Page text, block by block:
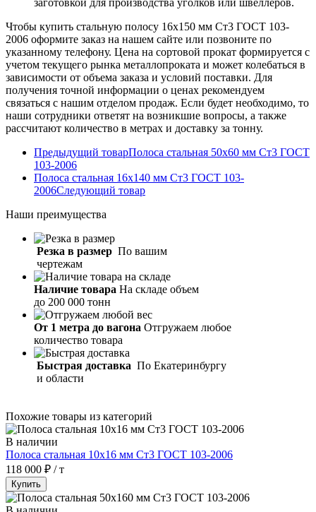
Чтобы купить стальную полосу 16х150 мм Ст3 ГОСТ 103-
2006 оформите заказ на нашем сайте или позвоните по
указанному телефону. Цена на сортовой прокат формируется с
учетом текущего рынка металлопроката и может колебаться в
зависимости от объема заказа и условий поставки. Для
получения точной информации о ценах рекомендуем
связаться с нашим отделом продаж. Если будет необходимо, то
наши сотрудники ответят на возникшие вопросы, а также
рассчитают количество в метрах и доставку за тонну.
Предыдущий товарПолоса стальная 50х60 мм Ст3 ГОСТ
103-2006
Полоса стальная 16х140 мм Ст3 ГОСТ 103-
2006Следующий товар
Наши преимущества
Резка в размер По вашим
чертежам
Наличие товара На складе объем
до 200 000 тонн
От 1 метра до вагона Отгружаем любое
количество товара
Быстрая доставка По Екатеринбургу
и области
Похожие товары из категорий
В наличии
Полоса стальная 10х16 мм Ст3 ГОСТ 103-2006
118 000 ₽ / т
Купить